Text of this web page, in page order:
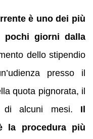
è uno dei più
pochi giorni dalla
dello stipendio
presso il
quota pignorata, il
di alcuni mesi. Il
la procedura più